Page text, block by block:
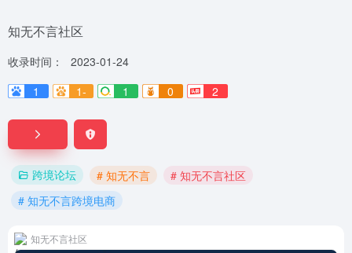
知无不言社区
收录时间：
2023-01-24
1
1- 1 0 2
跨境论坛 # 知无不言
# 知无不言社区
# 知无不言跨境电商
知无不言社区